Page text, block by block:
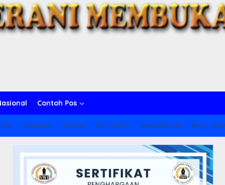
Contoh Pos
Sepakbola Daihatsu Partai Politik Sepakbola Kita Banjir